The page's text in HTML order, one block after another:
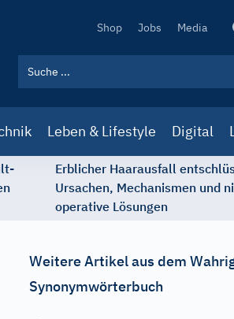
Secondary
Shop Jobs Media
Leben & Lifestyle Digital
Erblicher Haarausfall
Ursachen, Mechanismen und
operative Lösungen
Weitere Artikel aus dem
Synonymwörterbuch